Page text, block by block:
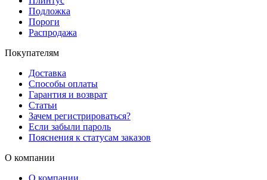
Подложка
Пороги
Распродажа
Покупателям
Доставка
Способы оплаты
Гарантия и возврат
Статьи
Зачем регистрироваться?
Если забыли пароль
Пояснения к статусам заказов
О компании
О компании